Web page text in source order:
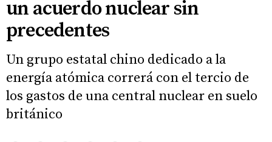
un acuerdo nuclear sin
precedentes
Un grupo estatal chino dedicado a la
energía atómica correrá con el tercio de
los gastos de una central nuclear en suelo
británico